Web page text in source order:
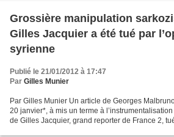
Grossière manipulation
Gilles Jacquier a été tué par
syrienne
Publié le 21/01/2012 à 17:47
Par Gilles Munier
Par Gilles Munier Un article de Georges
20 janvier*, à mis un terme à
de Gilles Jacquier, grand reporter de France 2,